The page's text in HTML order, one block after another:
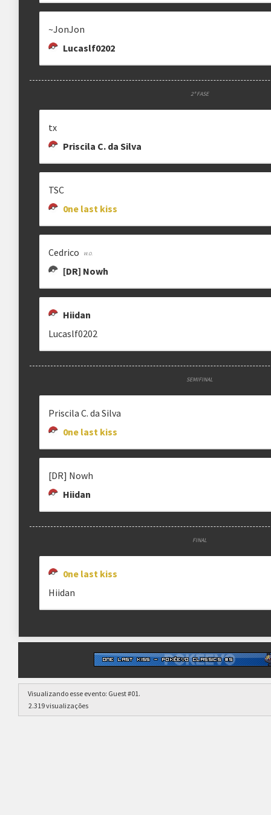
~JonJon
Lucaslf0202
2ª FASE
tx
Priscila C. da Silva
TSC
0ne last kiss
Cedrico
[DR] Nowh
Hiidan
Lucaslf0202
SEMIFINAL
Priscila C. da Silva
0ne last kiss
[DR] Nowh
Hiidan
FINAL
0ne last kiss
Hiidan
Visualizando esse evento: Guest #01.
2.319 visualizações